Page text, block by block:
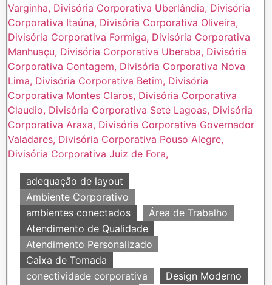
adequação de layout
Ambiente Corporativo
ambientes conectados
Área de Trabalho
Atendimento de Qualidade
Atendimento Personalizado
Caixa de Tomada
conectividade corporativa
Design Moderno